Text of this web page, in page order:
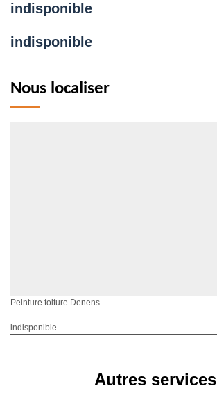
indisponible
indisponible
Nous localiser
Peinture toiture Denens
indisponible
Autres services